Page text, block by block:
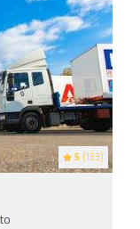
5 (133)